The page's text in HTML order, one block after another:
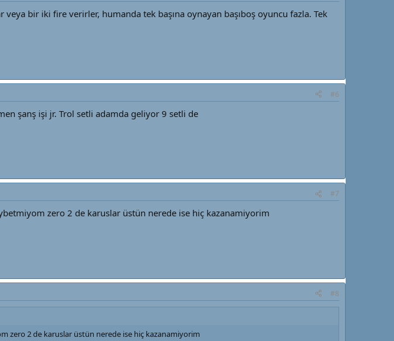
bir iki fire verirler, humanda tek başına oynayan başıboş oyuncu fazla. Tek
#6
şanş işi jr. Trol setli adamda geliyor 9 setli de
#7
zero 2 de karuslar üstün nerede ise hiç kazanamiyorim
#8
zero 2 de karuslar üstün nerede ise hiç kazanamiyorim